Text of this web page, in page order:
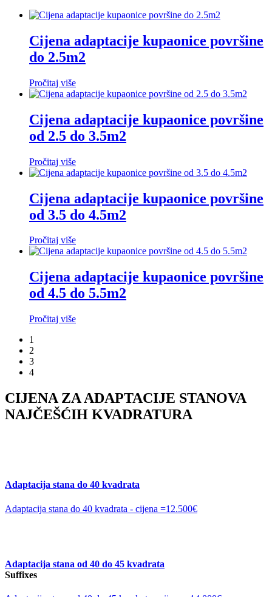
Cijena adaptacije kupaonice površine
do 2.5m2
Pročitaj više
Cijena adaptacije kupaonice površine
od 2.5 do 3.5m2
Pročitaj više
Cijena adaptacije kupaonice površine
od 3.5 do 4.5m2
Pročitaj više
Cijena adaptacije kupaonice površine
od 4.5 do 5.5m2
Pročitaj više
1
2
3
4
CIJENA ZA ADAPTACIJE STANOVA
NAJČEŠĆIH KVADRATURA
Adaptacija stana do 40 kvadrata
Adaptacija stana do 40 kvadrata - cijena =12.500€
Adaptacija stana od 40 do 45 kvadrata
Suffixes